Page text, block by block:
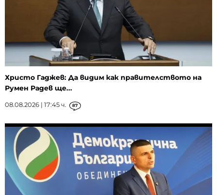
Христо Гаджев: Да видим как правителството на
Румен Радев ще...
08.08.2026 | 17:45 ч. 87